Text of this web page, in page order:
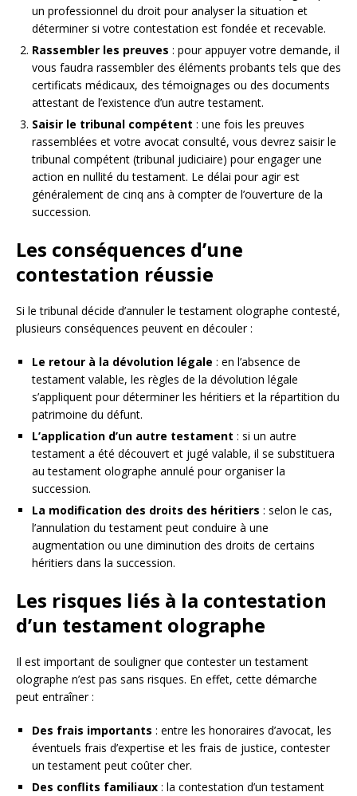
un professionnel du droit pour analyser la situation et
déterminer si votre contestation est fondée et recevable.
Rassembler les preuves : pour appuyer votre demande, il
vous faudra rassembler des éléments probants tels que des
certificats médicaux, des témoignages ou des documents
attestant de l’existence d’un autre testament.
Saisir le tribunal compétent : une fois les preuves
rassemblées et votre avocat consulté, vous devrez saisir le
tribunal compétent (tribunal judiciaire) pour engager une
action en nullité du testament. Le délai pour agir est
généralement de cinq ans à compter de l’ouverture de la
succession.
Les conséquences d’une
contestation réussie
Si le tribunal décide d’annuler le testament olographe contesté,
plusieurs conséquences peuvent en découler :
Le retour à la dévolution légale : en l’absence de
testament valable, les règles de la dévolution légale
s’appliquent pour déterminer les héritiers et la répartition du
patrimoine du défunt.
L’application d’un autre testament : si un autre
testament a été découvert et jugé valable, il se substituera
au testament olographe annulé pour organiser la
succession.
La modification des droits des héritiers : selon le cas,
l’annulation du testament peut conduire à une
augmentation ou une diminution des droits de certains
héritiers dans la succession.
Les risques liés à la contestation
d’un testament olographe
Il est important de souligner que contester un testament
olographe n’est pas sans risques. En effet, cette démarche
peut entraîner :
Des frais importants : entre les honoraires d’avocat, les
éventuels frais d’expertise et les frais de justice, contester
un testament peut coûter cher.
Des conflits familiaux : la contestation d’un testament